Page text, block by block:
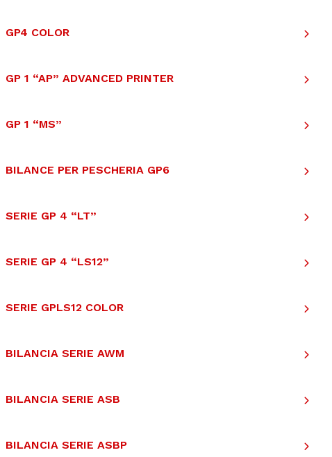
GP4 COLOR
GP 1 “AP” ADVANCED PRINTER
GP 1 “MS”
BILANCE PER PESCHERIA GP6
SERIE GP 4 “LT”
SERIE GP 4 “LS12”
SERIE GPLS12 COLOR
BILANCIA SERIE AWM
BILANCIA SERIE ASB
BILANCIA SERIE ASBP